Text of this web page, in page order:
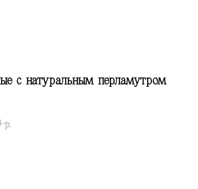
с натуральным перламутром
р.